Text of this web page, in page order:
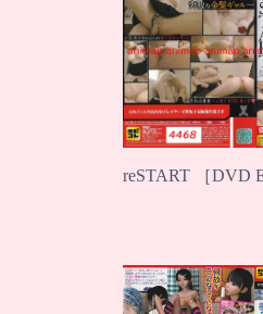
reSTART ［DVD